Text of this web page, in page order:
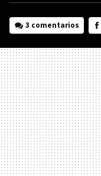
3 comentarios